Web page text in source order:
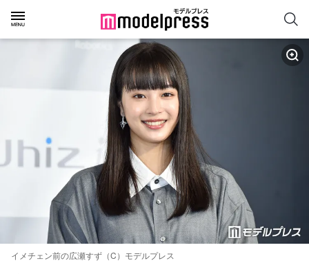
イメチェン前の広瀬すず（C）モデルプレス